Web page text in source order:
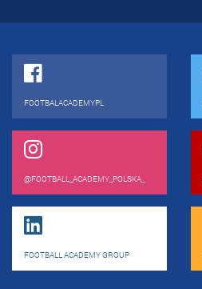
FOOTBALACADEMYPL
@FOOTBALL_ACADEMY_POLSKA_
FOOTBALL ACADEMY GROUP